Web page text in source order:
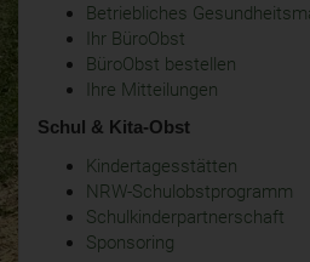
Betriebliches
Ihr BüroObst
BüroObst bestellen
Ihre Mitteilungen
Schul & Kita-Obst
Kindertagesstätten
NRW-Schulobstprogramm
Schulkinderpartnerschaft
Sponsoring